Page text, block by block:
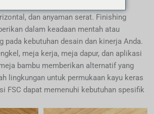
menawarkan tiga gaya serat yang
dan anyaman serat. Finishing
dalam keadaan mentah atau
pada kebutuhan desain dan kinerja Anda.
meja kerja, meja dapur, dan aplikasi
bambu memberikan alternatif yang
lingkungan untuk permukaan kayu keras
FSC dapat memenuhi kebutuhan spesifik